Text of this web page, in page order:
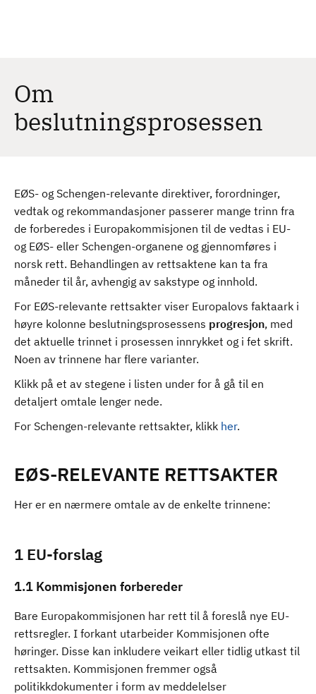
Om
beslutningsprosessen
EØS- og Schengen-relevante direktiver, forordninger,
vedtak og rekommandasjoner passerer mange trinn fra
de forberedes i Europakommisjonen til de vedtas i EU-
og EØS- eller Schengen-organene og gjennomføres i
norsk rett. Behandlingen av rettsaktene kan ta fra
måneder til år, avhengig av sakstype og innhold.
For EØS-relevante rettsakter viser Europalovs faktaark i
høyre kolonne beslutningsprosessens progresjon, med
det aktuelle trinnet i prosessen innrykket og i fet skrift.
Noen av trinnene har flere varianter.
Klikk på et av stegene i listen under for å gå til en
detaljert omtale lenger nede.
For Schengen-relevante rettsakter, klikk her.
EØS-RELEVANTE RETTSAKTER
Her er en nærmere omtale av de enkelte trinnene:
1 EU-forslag
1.1 Kommisjonen forbereder
Bare Europakommisjonen har rett til å foreslå nye EU-
rettsregler. I forkant utarbeider Kommisjonen ofte
høringer. Disse kan inkludere veikart eller tidlig utkast til
rettsakten. Kommisjonen fremmer også
politikkdokumenter i form av meddelelser